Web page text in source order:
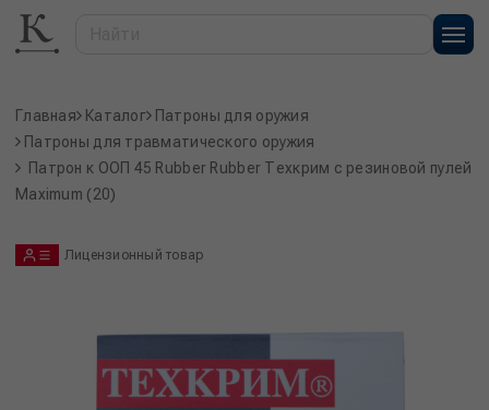
Главная Каталог
Патроны для оружия
Патроны для травматического оружия
Патрон к ООП 45 Rubber Rubber Техкрим с резиновой пулей
Maximum (20)
Лицензионный товар